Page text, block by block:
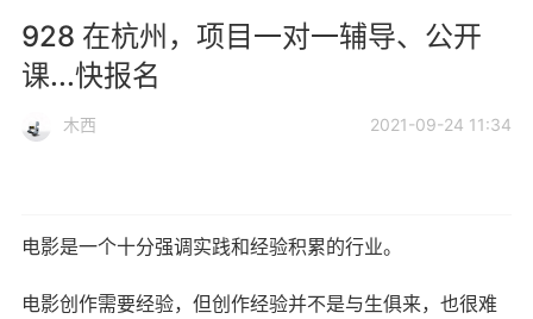
928 在杭州，项目一对一辅导、公开
课...快报名
木西 2021-09-24 11:34
电影是一个十分强调实践和经验积累的行业。
电影创作需要经验，但创作经验并不是与生俱来，也很难